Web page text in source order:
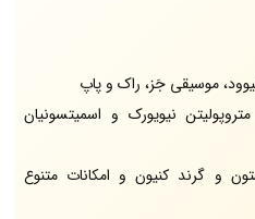
موسیقی جَز، راک و پاپ
نیویورک و اسمیتسونیان
و گرند کنیون و امکانات متنوع